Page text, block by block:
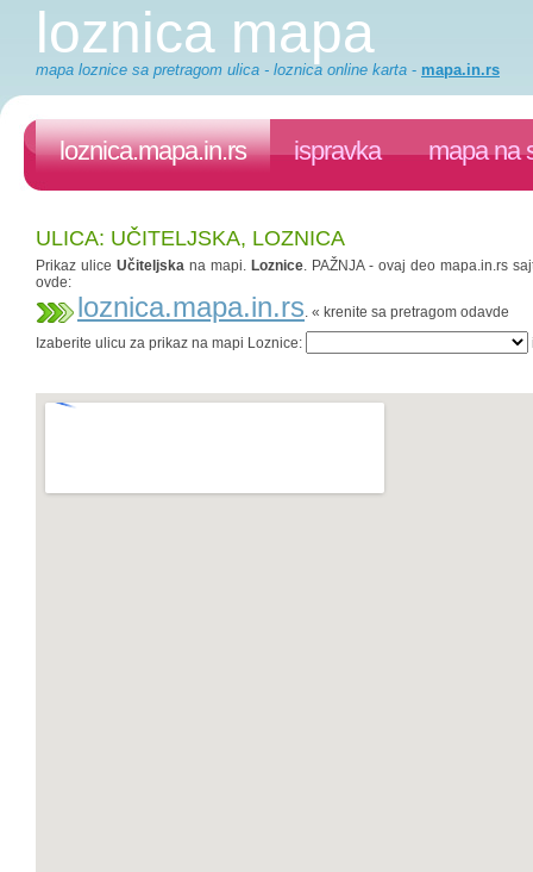
loznica mapa
mapa loznice sa pretragom ulica - loznica online karta - mapa.in.rs
loznica.mapa.in.rs ispravka mapa na
ULICA: UČITELJSKA, LOZNICA
Prikaz ulice Učiteljskana mapi. Loznice. PAŽNJA - ovaj deo mapa.in.rs
ovde:
loznica.mapa.in.rs. « krenite sa pretragom odavde
Izaberite ulicu za prikaz na mapi Loznice: